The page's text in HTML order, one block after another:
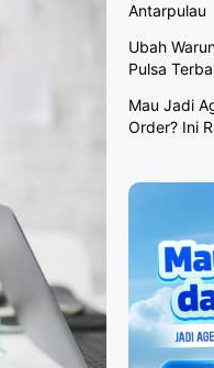
Antarpulau
Ubah
Pulsa
Mau Jadi
Order? Ini